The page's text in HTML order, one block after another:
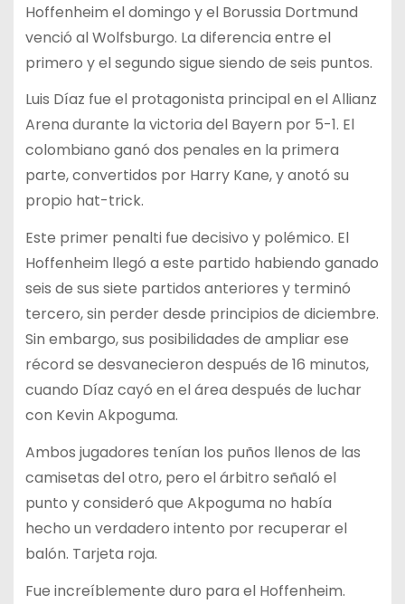
Hoffenheim el domingo y el Borussia Dortmund
venció al Wolfsburgo. La diferencia entre el
primero y el segundo sigue siendo de seis puntos.
Luis Díaz fue el protagonista principal en el Allianz
Arena durante la victoria del Bayern por 5-1. El
colombiano ganó dos penales en la primera
parte, convertidos por Harry Kane, y anotó su
propio hat-trick.
Este primer penalti fue decisivo y polémico. El
Hoffenheim llegó a este partido habiendo ganado
seis de sus siete partidos anteriores y terminó
tercero, sin perder desde principios de diciembre.
Sin embargo, sus posibilidades de ampliar ese
récord se desvanecieron después de 16 minutos,
cuando Díaz cayó en el área después de luchar
con Kevin Akpoguma.
Ambos jugadores tenían los puños llenos de las
camisetas del otro, pero el árbitro señaló el
punto y consideró que Akpoguma no había
hecho un verdadero intento por recuperar el
balón. Tarjeta roja.
Fue increíblemente duro para el Hoffenheim.